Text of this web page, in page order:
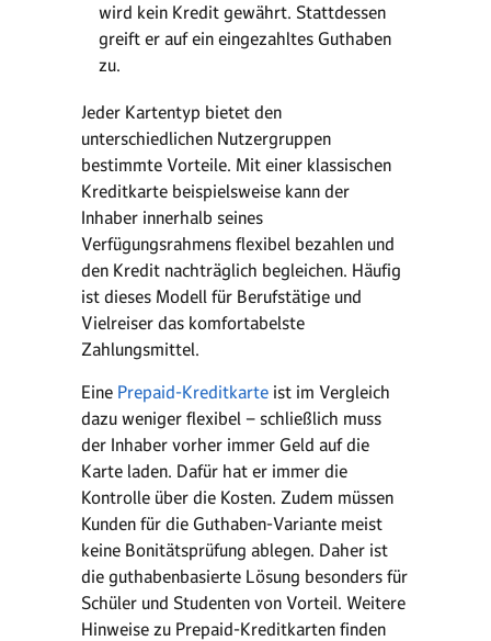
wird kein Kredit gewährt. Stattdessen
greift er auf ein eingezahltes Guthaben
zu.
Jeder Kartentyp bietet den
unterschiedlichen Nutzergruppen
bestimmte Vorteile. Mit einer klassischen
Kreditkarte beispielsweise kann der
Inhaber innerhalb seines
Verfügungsrahmens flexibel bezahlen und
den Kredit nachträglich begleichen. Häufig
ist dieses Modell für Berufstätige und
Vielreiser das komfortabelste
Zahlungsmittel.
Eine Prepaid-Kreditkarte ist im Vergleich
dazu weniger flexibel – schließlich muss
der Inhaber vorher immer Geld auf die
Karte laden. Dafür hat er immer die
Kontrolle über die Kosten. Zudem müssen
Kunden für die Guthaben-Variante meist
keine Bonitätsprüfung ablegen. Daher ist
die guthabenbasierte Lösung besonders für
Schüler und Studenten von Vorteil. Weitere
Hinweise zu Prepaid-Kreditkarten finden